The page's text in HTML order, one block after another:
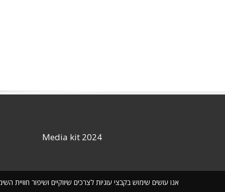
אנו עושים שימוש בקבצי עוגיות לצרכים שיווקיים ושיפור
Media kit 2024